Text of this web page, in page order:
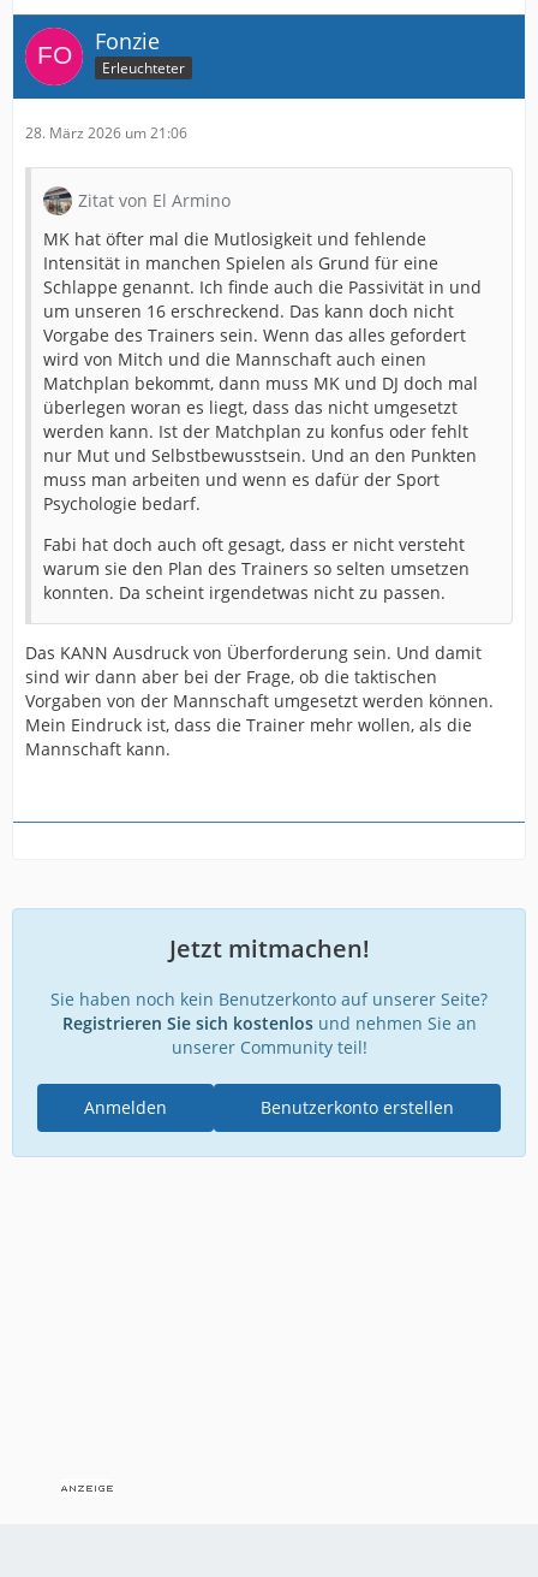
Fonzie
Erleuchteter
28. März 2026 um 21:06
Zitat von El Armino
MK hat öfter mal die Mutlosigkeit und fehlende
Intensität in manchen Spielen als Grund für eine
Schlappe genannt. Ich finde auch die Passivität in und
um unseren 16 erschreckend. Das kann doch nicht
Vorgabe des Trainers sein. Wenn das alles gefordert
wird von Mitch und die Mannschaft auch einen
Matchplan bekommt, dann muss MK und DJ doch mal
überlegen woran es liegt, dass das nicht umgesetzt
werden kann. Ist der Matchplan zu konfus oder fehlt
nur Mut und Selbstbewusstsein. Und an den Punkten
muss man arbeiten und wenn es dafür der Sport
Psychologie bedarf.
Fabi hat doch auch oft gesagt, dass er nicht versteht
warum sie den Plan des Trainers so selten umsetzen
konnten. Da scheint irgendetwas nicht zu passen.
Das KANN Ausdruck von Überforderung sein. Und damit
sind wir dann aber bei der Frage, ob die taktischen
Vorgaben von der Mannschaft umgesetzt werden können.
Mein Eindruck ist, dass die Trainer mehr wollen, als die
Mannschaft kann.
Jetzt mitmachen!
Sie haben noch kein Benutzerkonto auf unserer Seite?
Registrieren Sie sich kostenlosund nehmen Sie an
unserer Community teil!
Benutzerkonto erstellen
Anmelden